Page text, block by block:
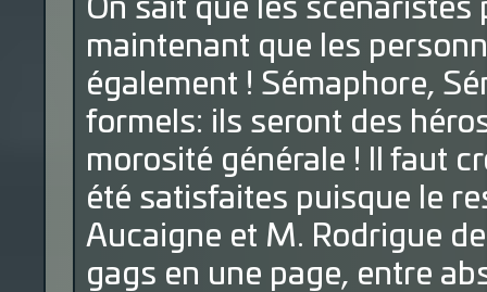
On sait que les
maintenant que les
également ! Sémaphore,
formels: ils seront des
morosité générale ! Il faut
été satisfaites puisque le
Aucaigne et M. Rodrigue
gags en une page, entre